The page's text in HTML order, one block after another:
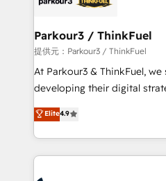
companies scale faster and smarter.
Demand generation for all your buyers
you invest in 100% of your
growth and positioning
transformation process A
implement HubSpot
Parkour3 / ThinkFuel
提供元：Parkour3 / ThinkFuel
At Parkour3 & ThinkFuel,
developing their digital
technologies and
sales processes to generate
from Strategy to
onboarding and
Elite4.9